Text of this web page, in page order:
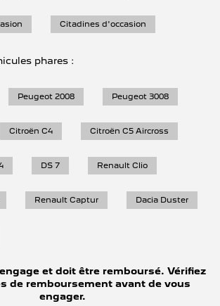
Citadines d'occasion
phares :
Peugeot 2008 Peugeot 3008
Citroën C4 Citroën C5 Aircross
DS 7 Renault Clio
Renault Captur Dacia Duster
et doit être remboursé. Vérifiez
de remboursement avant de vous
engager.